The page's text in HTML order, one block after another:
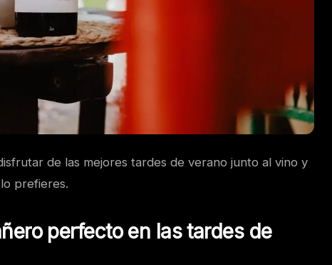
de las mejores tardes de verano junto al vino y
prefieres.
perfecto en las tardes de